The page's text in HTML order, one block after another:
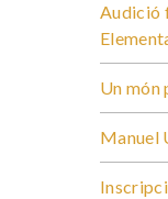
Audició
Un món
Manuel